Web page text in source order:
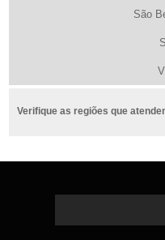
São
Verifique as regiões que